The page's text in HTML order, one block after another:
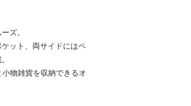
ズ。
ット、両サイドにはペ
物雑貨を収納できるオ